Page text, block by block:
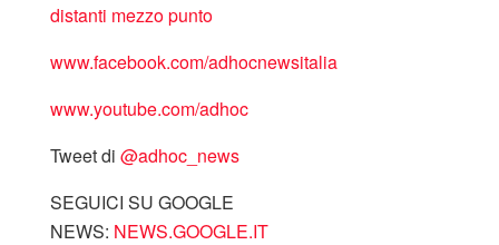
distanti mezzo punto
www.facebook.com/adhocnewsitalia
www.youtube.com/adhoc
Tweet di ‎@adhoc_news
SEGUICI SU GOOGLE
NEWS: NEWS.GOOGLE.IT